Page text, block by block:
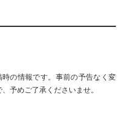
の情報です。事前の予告なく変
予めご了承くださいませ。